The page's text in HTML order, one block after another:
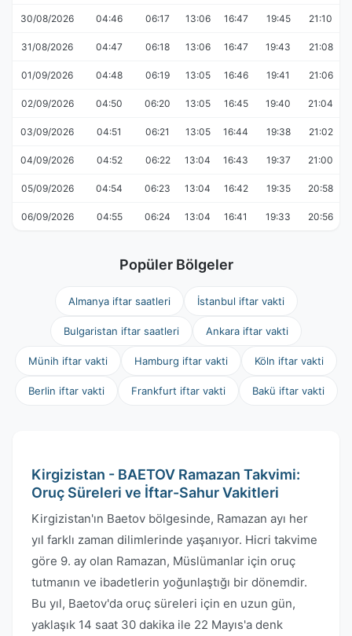
30/08/2026 04:46 06:17 13:06 16:47 19:45 21:10
31/08/2026 04:47 06:18 13:06 16:47 19:43 21:08
01/09/2026 04:48 06:19 13:05 16:46 19:41 21:06
02/09/2026 04:50 06:20 13:05 16:45 19:40 21:04
03/09/2026 04:51 06:21 13:05 16:44 19:38 21:02
04/09/2026 04:52 06:22 13:04 16:43 19:37 21:00
05/09/2026 04:54 06:23 13:04 16:42 19:35 20:58
06/09/2026 04:55 06:24 13:04 16:41 19:33 20:56
Popüler Bölgeler
Almanya iftar saatleri İstanbul iftar vakti
Bulgaristan iftar saatleri Ankara iftar vakti
Münih iftar vakti Hamburg iftar vakti Köln iftar vakti
Berlin iftar vakti Frankfurt iftar vakti Bakü iftar vakti
Kirgizistan - BAETOV Ramazan Takvimi:
Oruç Süreleri ve İftar-Sahur Vakitleri
Kirgizistan'ın Baetov bölgesinde, Ramazan ayı her
yıl farklı zaman dilimlerinde yaşanıyor. Hicri takvime
göre 9. ay olan Ramazan, Müslümanlar için oruç
tutmanın ve ibadetlerin yoğunlaştığı bir dönemdir.
Bu yıl, Baetov'da oruç süreleri için en uzun gün,
yaklaşık 14 saat 30 dakika ile 22 Mayıs'a denk